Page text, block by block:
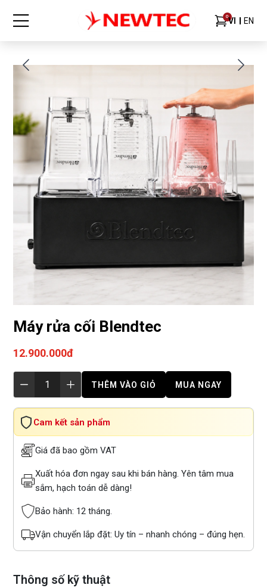
0VI EN
Máy rửa cối Blendtec
12.900.000đ
THÊM VÀO GIỎ MUA NGAY
Cam kết sản phẩm
Giá đã bao gồm VAT
Xuất hóa đơn ngay sau khi bán hàng. Yên tâm mua
sắm, hạch toán dễ dàng!
Bảo hành: 12 tháng.
Vận chuyển lắp đặt: Uy tín – nhanh chóng – đúng hẹn.
Thông số kỹ thuật